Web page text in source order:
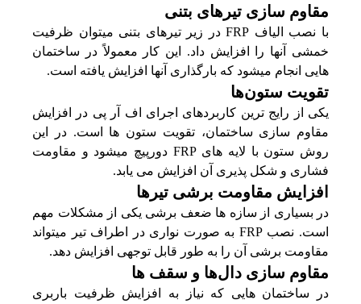
مقاوم سازی تیرهای بتنی
با نصب الیاف FRP در زیر تیرهای بتنی میتوان ظرفیت
خمشی آنها را افزایش داد. این کار معمولاً در ساختمان‌
هایی انجام میشود که بارگذاری آنها افزایش یافته است.
تقویت ستون‌ها
یکی از رایج‌ ترین کاربردهای اجرای اف آر پی در افزایش
مقاوم سازی ساختمان، تقویت ستون‌ ها است. در این
روش ستون با لایه‌ های FRP دورپیچ میشود و مقاومت
فشاری و شکل‌ پذیری آن افزایش می‌ یابد.
افزایش مقاومت برشی تیرها
در بسیاری از سازه‌ ها ضعف برشی یکی از مشکلات مهم
است. نصب FRP به صورت نواری در اطراف تیر میتواند
مقاومت برشی آن را به طور قابل توجهی افزایش دهد.
مقاوم سازی دال‌ها و سقف‌ ها
در ساختمان‌ هایی که نیاز به افزایش ظرفیت باربری